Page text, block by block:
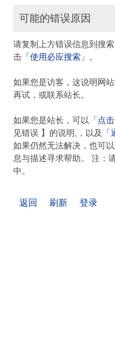
可能的错误原因
请复制上方错误信息到搜
击 「使用必应搜索」。
如果您是访客，这说明网
再试，或联系站长。
如果您是站长，可以 「点
见错误 】的说明,，以及
如果仍然无法解决，也可
息与描述寻求帮助。 注：
中。
返回 刷新 登录